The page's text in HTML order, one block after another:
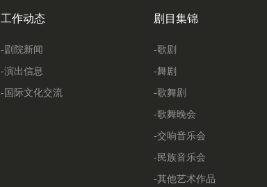
工作动态
-剧院新闻
-演出信息
-国际文化交流
剧目集锦
-歌剧
-舞剧
-歌舞剧
-歌舞晚会
-交响音乐会
-民族音乐会
-其他艺术作品